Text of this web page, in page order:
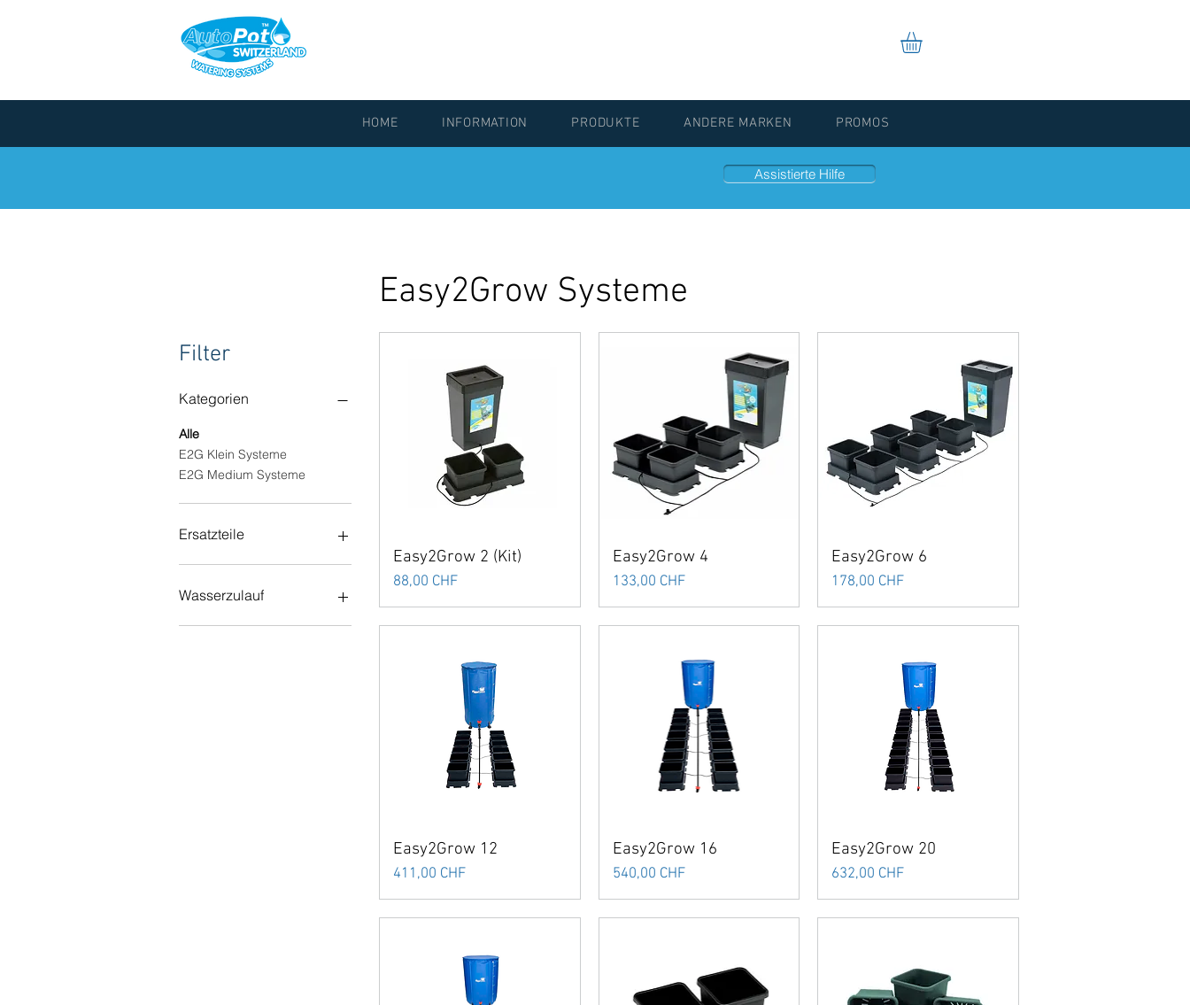
Assistierte Hilfe
Easy2Grow Systeme
Filter
Kategorien
Alle
E2G Klein Systeme
E2G Medium Systeme
Ersatzteile
Zubehör
Erweiterungen
Töpfe
Wasserzulauf
47L Tank
Easy2Grow 2 (Kit)
Preis
88,00 CHF
Easy2Grow 4
Preis
133,00 CHF
Easy2Grow 6
Preis
178,00 CHF
Easy2Grow 12
Preis
411,00 CHF
Easy2Grow 16
Preis
540,00 CHF
Easy2Grow 20
Preis
632,00 CHF
HOME INFORMATION PRODUKTE ANDERE MARKEN PROMOS